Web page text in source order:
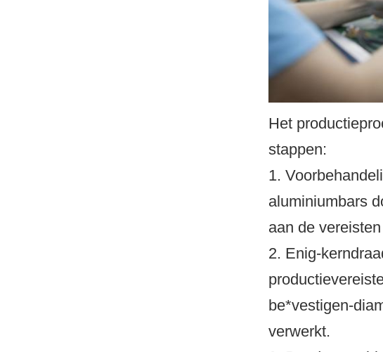
Het
stappen:
1.
aluminiumbars
aan de
2. Enig-
be*vestigen-
verwerkt.